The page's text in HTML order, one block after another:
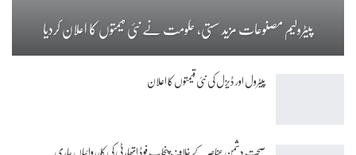
پیٹرولیم مصنوعات مزید سستی، حکومت نے نئی قیمتوں کا اعلان کردیا
پیٹرول اور ڈیزل کی نئی قیمتوں کا اعلان
صحت دشمن عناصر کے خلاف پنجاب فوڈ اتھارٹی کی کارروائیاں جاری